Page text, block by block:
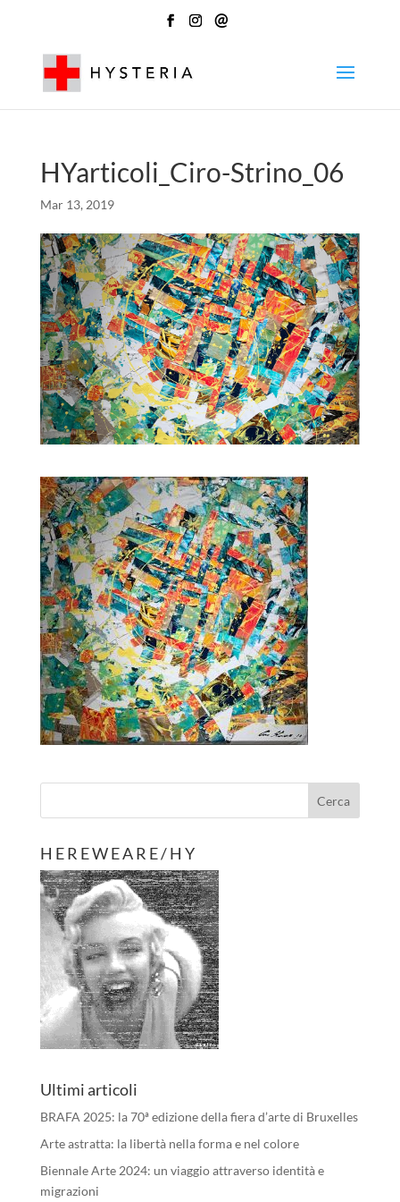
@
HYarticoli_Ciro-Strino_06
Mar 13, 2019
H E R E W E A R E / H Y
Ultimi articoli
BRAFA 2025: la 70ª edizione della fiera d’arte di Bruxelles
Arte astratta: la libertà nella forma e nel colore
Biennale Arte 2024: un viaggio attraverso identità e
migrazioni